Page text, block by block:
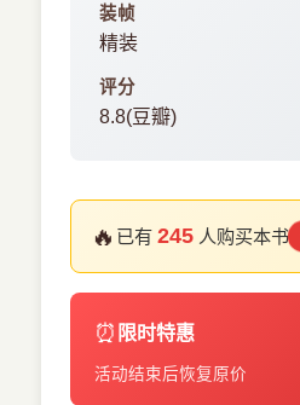
装帧
精装
评分
8.8(豆瓣)
🔥 已有245 人购买本书
⏰ 限时特惠
活动结束后恢复原价